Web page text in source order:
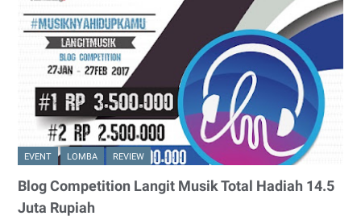
EVENT LOMBA REVIEW
Blog Competition Langit Musik Total Hadiah 14.5
Juta Rupiah